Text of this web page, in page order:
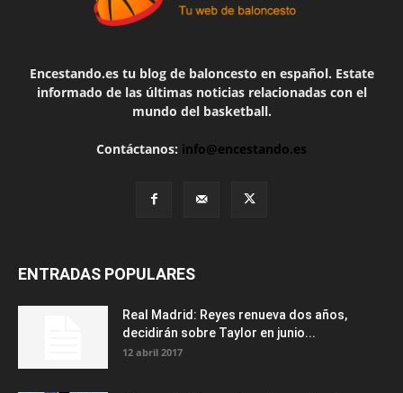
Encestando.es tu blog de baloncesto en español. Estate
informado de las últimas noticias relacionadas con el
mundo del basketball.
Contáctanos: info@encestando.es
ENTRADAS POPULARES
Real Madrid: Reyes renueva dos años,
decidirán sobre Taylor en junio...
12 abril 2017